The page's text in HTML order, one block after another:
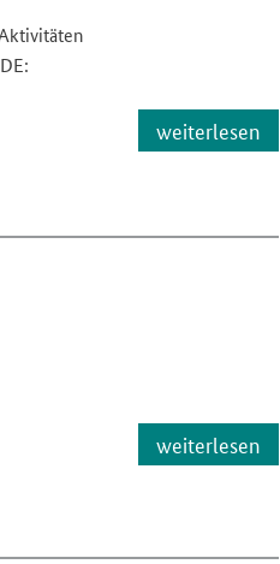
weiterlesen
weiterlesen